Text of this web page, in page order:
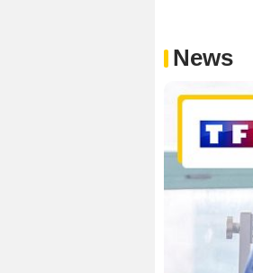
News